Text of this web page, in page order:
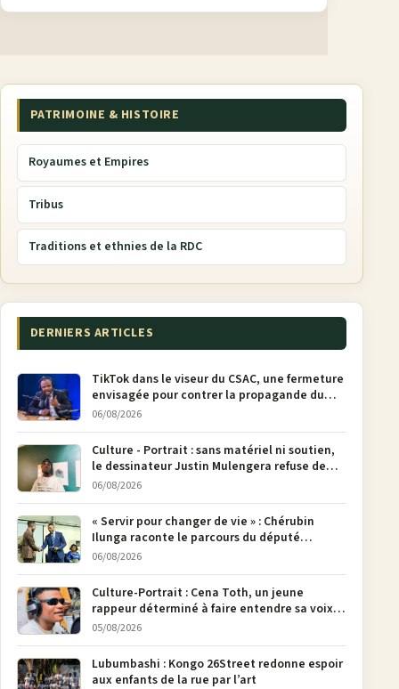
PATRIMOINE & HISTOIRE
Royaumes et Empires
Tribus
Traditions et ethnies de la RDC
DERNIERS ARTICLES
TikTok dans le viseur du CSAC, une fermeture
envisagée pour contrer la propagande du
M23
06/08/2026
Culture - Portrait : sans matériel ni soutien,
le dessinateur Justin Mulengera refuse de
poser son crayon
06/08/2026
« Servir pour changer de vie » : Chérubin
Ilunga raconte le parcours du député
national Jethro Muyombi Tshimbu en 137
06/08/2026
Culture-Portrait : Cena Toth, un jeune
rappeur déterminé à faire entendre sa voix à
Bunia
05/08/2026
Lubumbashi : Kongo 26Street redonne espoir
aux enfants de la rue par l’art